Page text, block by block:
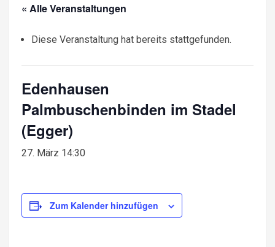
« Alle Veranstaltungen
Diese Veranstaltung hat bereits stattgefunden.
Edenhausen
Palmbuschenbinden im Stadel
(Egger)
27. März 14:30
Zum Kalender hinzufügen